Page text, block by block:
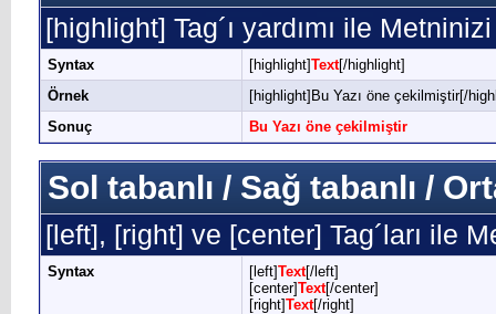
[highlight] Tag´ı yardımı ile
Syntax [highlight]Text[/highlight]
Örnek
[highlight]Bu Yazı öne çekilmiştir[/
Sonuç
Bu Yazı öne çekilmiştir
Sol tabanlı / Sağ tabanlı /
[left], [right] ve [center] Tag´ları ile
Syntax [left]Text[/left]
[center]Text[/center]
[right]Text[/right]